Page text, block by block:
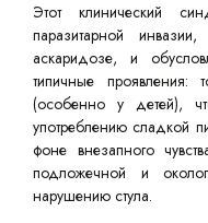
Этот клинический
паразитарной
аскаридозе, и
типичные проявления:
(особенно у детей),
употреблению сладкой
фоне внезапного
подложечной и
нарушению стула.